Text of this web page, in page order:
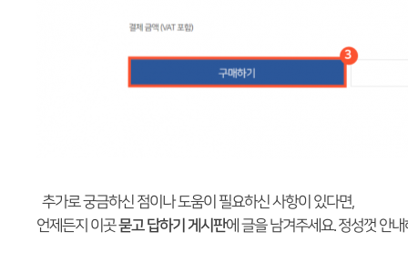
추가로 궁금하신 점이나 도움이 필요하신 사항이 있다면,
언제든지 이곳묻고 답하기 게시판에 글을 남겨주세요. 정성껏 안